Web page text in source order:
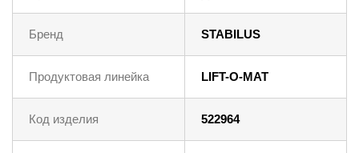
Бренд STABILUS
Продуктовая линейка LIFT-O-MAT
Код изделия 522964